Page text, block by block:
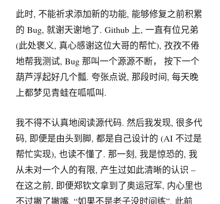
此时, 不能祈求添加新的功能, 能够修复之前积累
的 Bug, 就谢天谢地了. Github 上, 一直有位兄弟
(此处褒义, 真心感谢这位大哥的帮忙), 孜孜不倦
地帮我测试, Bug 那叫一个源源不断， 按下一个
葫芦浮起好几个瓢. 夸张点说, 那段时间, 每天晚
上都梦见青蛙在呱呱叫.
我不得不认真地阅读源代码. 然后我发现, 很多代
码, 即便是由头到脚, 都是自己设计的 (AI 不过是
帮忙实现), 也读不懂了. 那一刻, 我是惊恐的, 我
从未对一个人的有限, 产生过如此清晰的认识 –
在这之前, 即便郑钦文拿到了奥运冠军, 内心里也
不过撇了撇嘴, “如果不是老子没时间练”. 此前